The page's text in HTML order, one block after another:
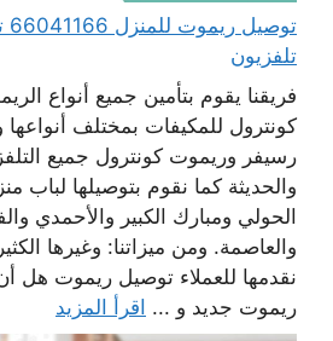
تلفزيون
فريقنا يقوم بتأمين جميع أنواع
كونترول للمكيفات بمختلف
رسيفر وريموت كونترول جميع
والحديثة كما نقوم بتوصيلها لباب
الحولي ومبارك الكبير والأحمدي
والعاصمة. ومن ميزاتنا: وغيرها
نقدمها للعملاء توصيل ريموت هل
ريموت جديد و ... اقرأ المزيد